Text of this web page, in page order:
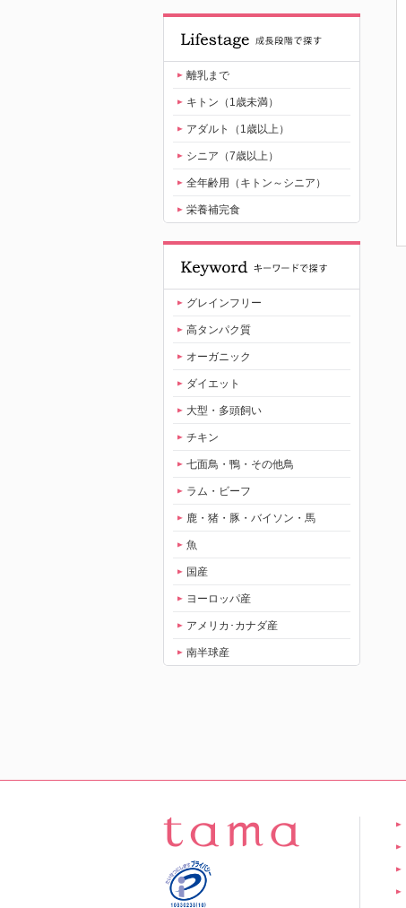
離乳まで
キトン（1歳未満）
アダルト（1歳以上）
シニア（7歳以上）
全年齢用（キトン～シニア）
栄養補完食
グレインフリー
高タンパク質
オーガニック
ダイエット
大型・多頭飼い
チキン
七面鳥・鴨・その他鳥
ラム・ビーフ
鹿・猪・豚・バイソン・馬
魚
国産
ヨーロッパ産
アメリカ･カナダ産
南半球産